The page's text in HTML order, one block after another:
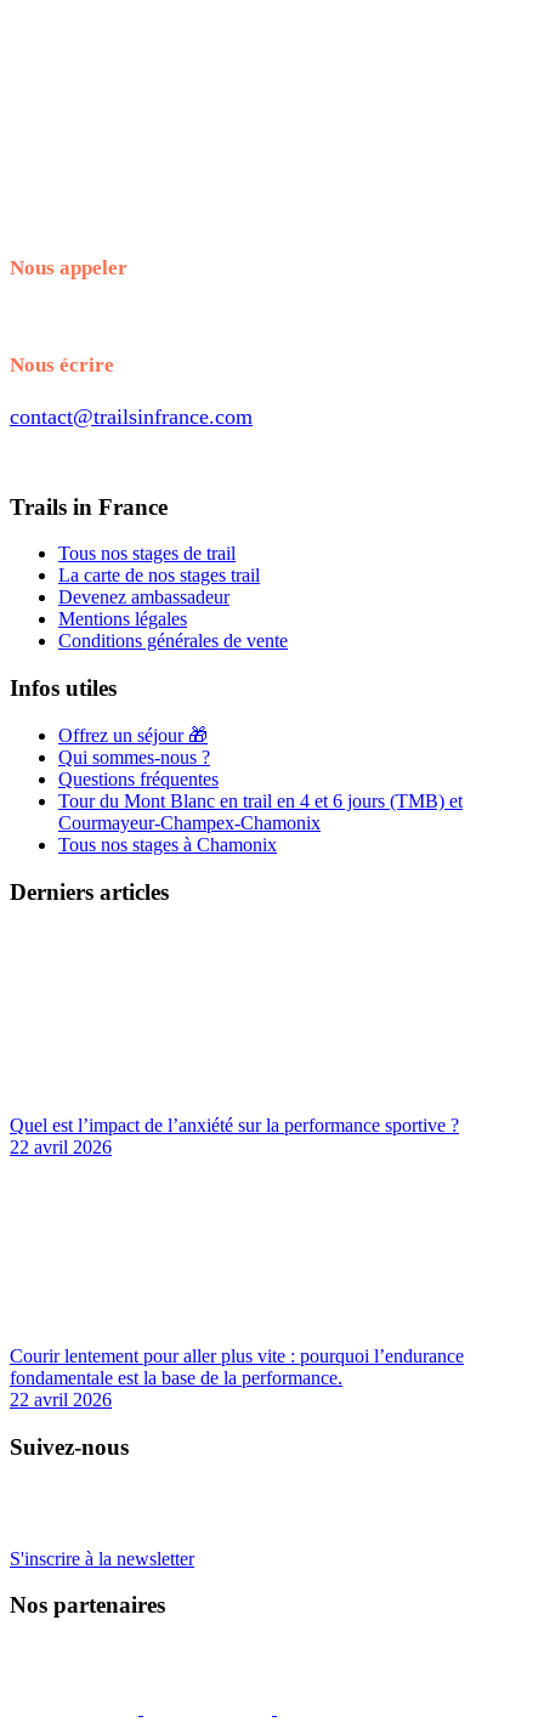
Nous appeler
Nous écrire
contact@trailsinfrance.com
Trails in France
Tous nos stages de trail
La carte de nos stages trail
Devenez ambassadeur
Mentions légales
Conditions générales de vente
Infos utiles
Offrez un séjour 🎁
Qui sommes-nous ?
Questions fréquentes
Tour du Mont Blanc en trail en 4 et 6 jours (TMB) et
Courmayeur-Champex-Chamonix
Tous nos stages à Chamonix
Derniers articles
Quel est l’impact de l’anxiété sur la performance sportive ?
22 avril 2026
Courir lentement pour aller plus vite : pourquoi l’endurance
fondamentale est la base de la performance.
22 avril 2026
Suivez-nous
S'inscrire à la newsletter
Nos partenaires